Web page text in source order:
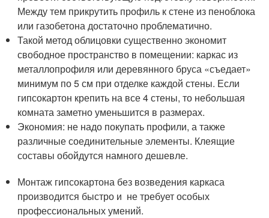
Между тем прикрутить профиль к стене из пеноблока
или газобетона достаточно проблематично.
Такой метод облицовки существенно экономит
свободное пространство в помещении: каркас из
металлопрофиля или деревянного бруса «съедает»
минимум по 5 см при отделке каждой стены. Если
гипсокартон крепить на все 4 стены, то небольшая
комната заметно уменьшится в размерах.
Экономия: не надо покупать профили, а также
различные соединительные элементы. Клеящие
составы обойдутся намного дешевле.
Монтаж гипсокартона без возведения каркаса
производится быстро и не требует особых
профессиональных умений.